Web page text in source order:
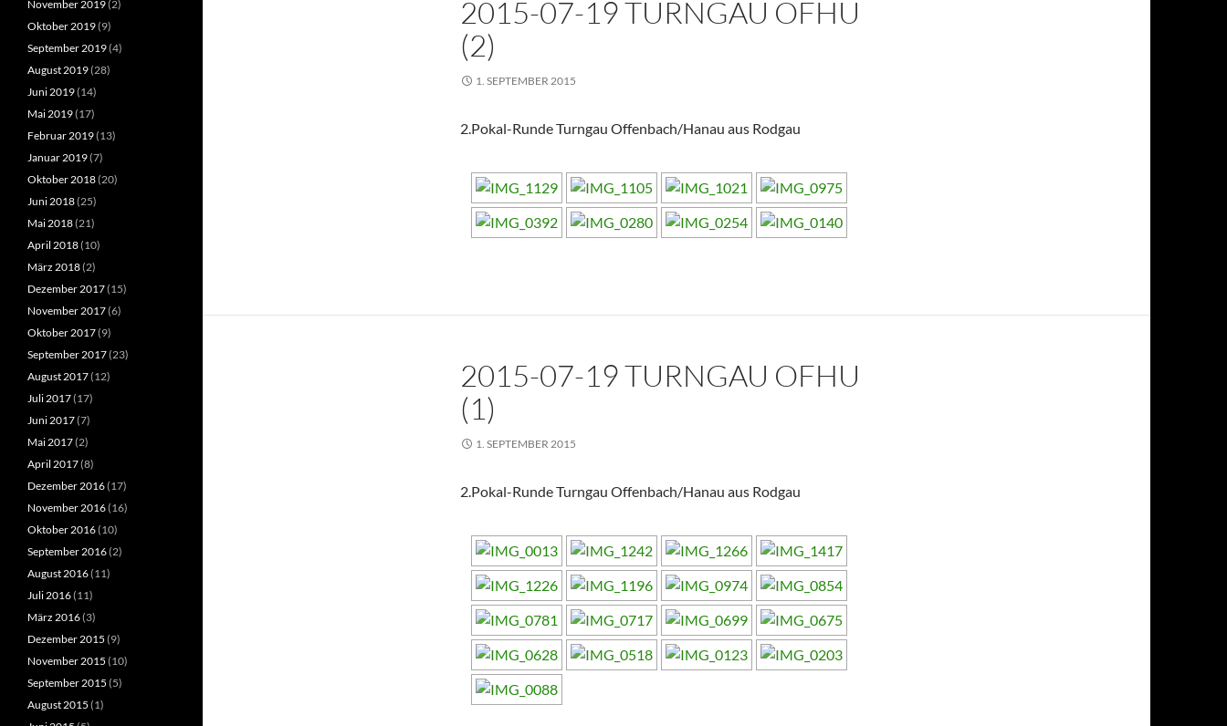
2015-07-19 TURNGAU OFHU
(2)
1. SEPTEMBER 2015
2.Pokal-Runde Turngau Offenbach/Hanau aus Rodgau
2015-07-19 TURNGAU OFHU
(1)
1. SEPTEMBER 2015
2.Pokal-Runde Turngau Offenbach/Hanau aus Rodgau
November 2019(2)
Oktober 2019(9)
September 2019(4)
August 2019(28)
Juni 2019(14)
Mai 2019(17)
Februar 2019(13)
Januar 2019(7)
Oktober 2018(20)
Juni 2018(25)
Mai 2018(21)
April 2018(10)
März 2018(2)
Dezember 2017(15)
November 2017(6)
Oktober 2017(9)
September 2017(23)
August 2017(12)
Juli 2017(17)
Juni 2017(7)
Mai 2017(2)
April 2017(8)
Dezember 2016(17)
November 2016(16)
Oktober 2016(10)
September 2016(2)
August 2016(11)
Juli 2016(11)
März 2016(3)
Dezember 2015 (9)
November 2015 (10)
September 2015 (5)
August 2015 (1)